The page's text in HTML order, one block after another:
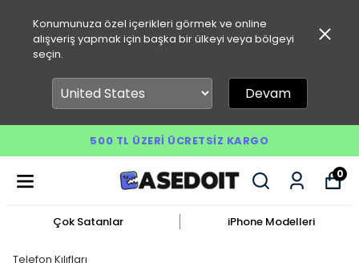
Konumunuza özel içerikleri görmek ve online
alışveriş yapmak için başka bir ülkeyi veya bölgeyi
seçin.
Devam
500 TL ÜZERI ÜCRETSIZ KARGO
0
Çok Satanlar iPhone Modelleri
Telefon Kılıfları